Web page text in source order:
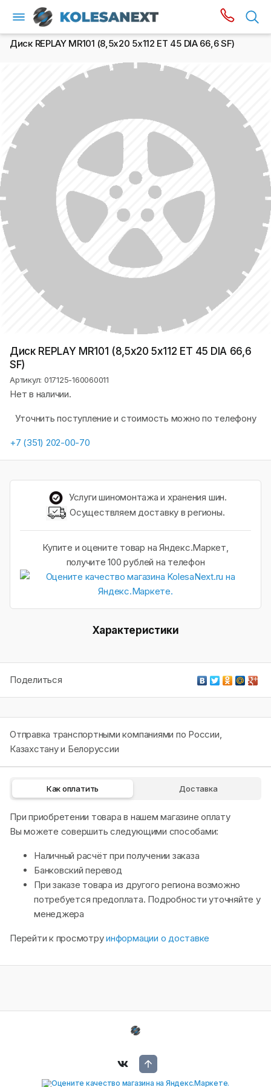
Диск REPLAY MR101 (8,5х20 5x112 ET 45 DIA 66,6 SF)
Диск REPLAY MR101 (8,5х20 5x112 ET 45 DIA 66,6
SF)
Артикул: 017125-160060011
Нет в наличии.
Уточнить поступление и стоимость можно по телефону
+7 (351) 202-00-70
Услуги шиномонтажа и хранения шин.
Осуществляем доставку в регионы.
Купите и оцените товар на Яндекс.Маркет,
получите 100 рублей на телефон
Характеристики
Поделиться
Отправка транспортными компаниями по России,
Казахстану и Белоруссии
Как оплатить Доставка
При приобретении товара в нашем магазине оплату
Вы можете совершить следующими способами:
Наличный расчёт при получении заказа
Банковский перевод
При заказе товара из другого региона возможно
потребуется предоплата. Подробности уточняйте у
менеджера
Перейти к просмотруинформации о доставке